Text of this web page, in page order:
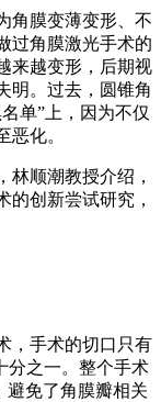
膜变薄变形、不
过角膜激光手术的
来越变形，后期视
明。过去，圆锥角
单”上，因为不仅
恶化。
顺潮教授介绍，
的创新尝试研究，
手术的切口只有
分之一。整个手术
避免了角膜瓣相关